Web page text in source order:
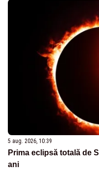
5 aug. 2026, 10:39
Prima eclipsă totală de
ani